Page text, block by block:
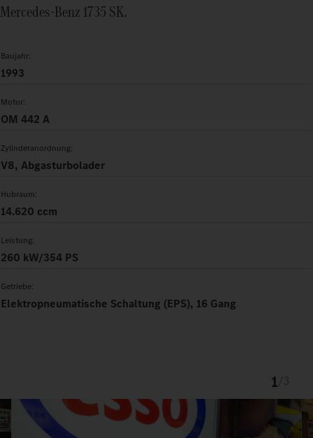
Mercedes-Benz 1735 SK.
Baujahr:
1993
Motor:
OM 442 A
Zylinderanordnung:
V8, Abgasturbolader
Hubraum:
14.620 ccm
Leistung:
260 kW/354 PS
Getriebe:
Elektropneumatische Schaltung (EPS), 16 Gang
1